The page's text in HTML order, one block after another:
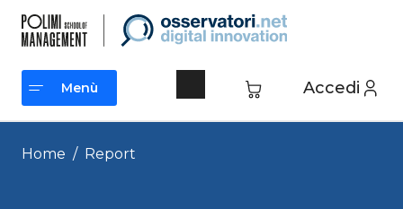
contenuto
Accedi
Menù
Menù
Home / Report